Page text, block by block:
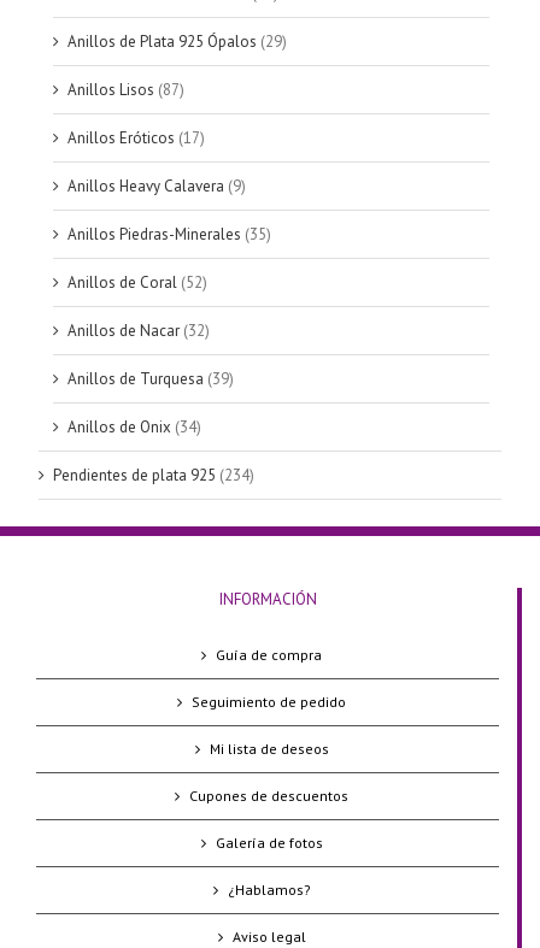
Anillos de Plata 925 Ópalos (29)
Anillos Lisos (87)
Anillos Eróticos (17)
Anillos Heavy Calavera (9)
Anillos Piedras-Minerales (35)
Anillos de Coral (52)
Anillos de Nacar (32)
Anillos de Turquesa (39)
Anillos de Onix (34)
Pendientes de plata 925 (234)
INFORMACIÓN
Guía de compra
Seguimiento de pedido
Mi lista de deseos
Cupones de descuentos
Galería de fotos
¿Hablamos?
Aviso legal